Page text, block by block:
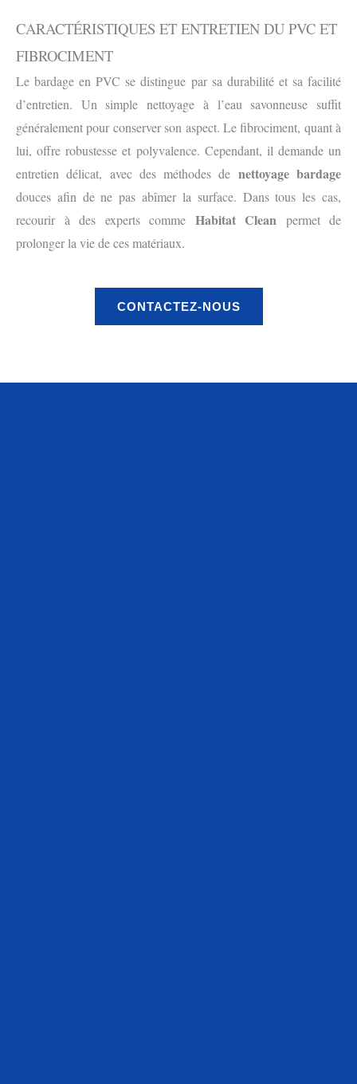
CARACTÉRISTIQUES ET ENTRETIEN DU PVC ET
FIBROCIMENT
Le bardage en PVC se distingue par sa durabilité et sa facilité
d’entretien. Un simple nettoyage à l’eau savonneuse suffit
généralement pour conserver son aspect. Le fibrociment, quant à
lui, offre robustesse et polyvalence. Cependant, il demande un
entretien délicat, avec des méthodes de nettoyage bardage
douces afin de ne pas abîmer la surface. Dans tous les cas,
recourir à des experts comme Habitat Clean permet de
prolonger la vie de ces matériaux.
CONTACTEZ-NOUS